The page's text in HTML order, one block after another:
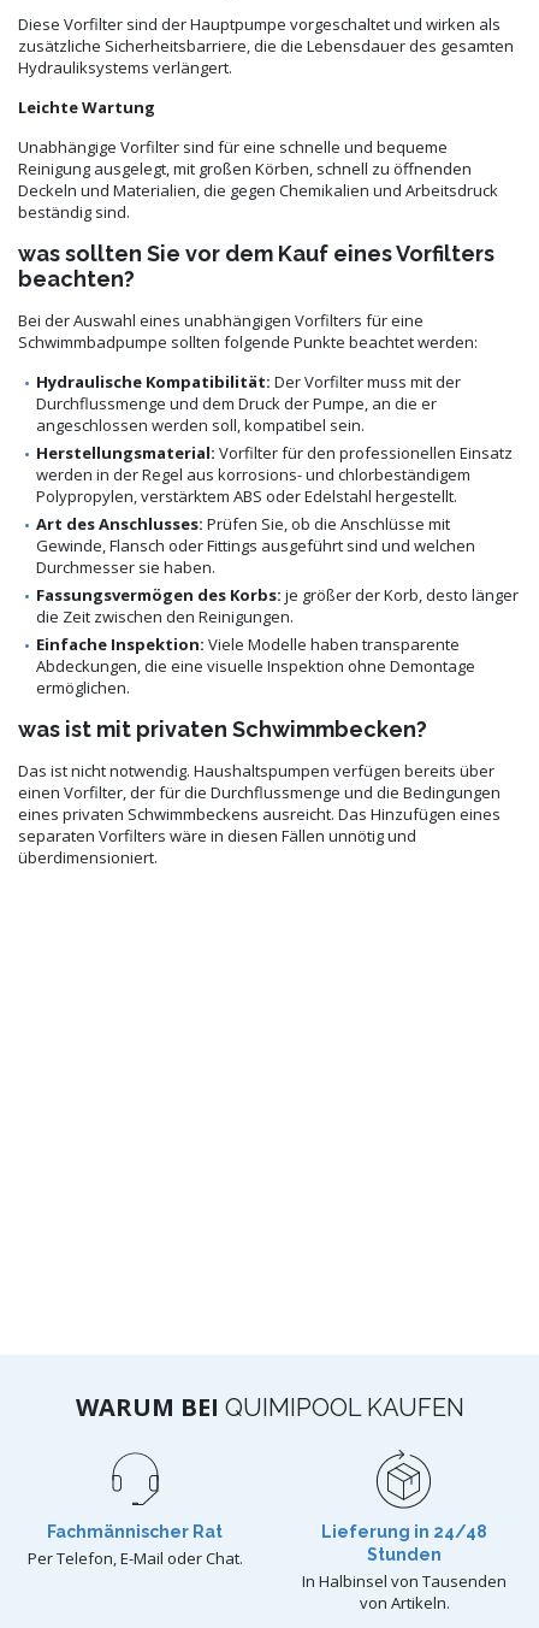
Diese Vorfilter sind der Hauptpumpe vorgeschaltet und wirken als
zusätzliche Sicherheitsbarriere, die die Lebensdauer des gesamten
Hydrauliksystems verlängert.
Leichte Wartung
Unabhängige Vorfilter sind für eine schnelle und bequeme
Reinigung ausgelegt, mit großen Körben, schnell zu öffnenden
Deckeln und Materialien, die gegen Chemikalien und Arbeitsdruck
beständig sind.
was sollten Sie vor dem Kauf eines Vorfilters
beachten?
Bei der Auswahl eines unabhängigen Vorfilters für eine
Schwimmbadpumpe sollten folgende Punkte beachtet werden:
Hydraulische Kompatibilität: Der Vorfilter muss mit der
Durchflussmenge und dem Druck der Pumpe, an die er
angeschlossen werden soll, kompatibel sein.
Herstellungsmaterial: Vorfilter für den professionellen Einsatz
werden in der Regel aus korrosions- und chlorbeständigem
Polypropylen, verstärktem ABS oder Edelstahl hergestellt.
Art des Anschlusses: Prüfen Sie, ob die Anschlüsse mit
Gewinde, Flansch oder Fittings ausgeführt sind und welchen
Durchmesser sie haben.
Fassungsvermögen des Korbs: je größer der Korb, desto länger
die Zeit zwischen den Reinigungen.
Einfache Inspektion: Viele Modelle haben transparente
Abdeckungen, die eine visuelle Inspektion ohne Demontage
ermöglichen.
was ist mit privaten Schwimmbecken?
Das ist nicht notwendig. Haushaltspumpen verfügen bereits über
einen Vorfilter, der für die Durchflussmenge und die Bedingungen
eines privaten Schwimmbeckens ausreicht. Das Hinzufügen eines
separaten Vorfilters wäre in diesen Fällen unnötig und
überdimensioniert.
WARUM BEI QUIMIPOOL KAUFEN
Fachmännischer Rat
Per Telefon, E-Mail oder Chat.
Lieferung in 24/48
Stunden
In Halbinsel von Tausenden
von Artikeln.